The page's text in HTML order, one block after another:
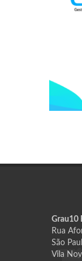
Grau10
Rua
São
Vila